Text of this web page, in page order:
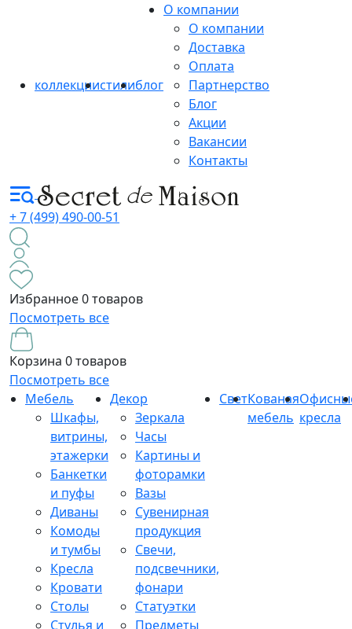
коллекциистилиблог
О компании
О компании
Доставка
Оплата
Партнерство
Блог
Акции
Вакансии
Контакты
+ 7 (499) 490-00-51
Избранное0 товаров
Посмотреть все
Корзина 0 товаров
Посмотреть все
Мебель
Шкафы,
витрины,
этажерки
Банкетки
и пуфы
Диваны
Комоды
и тумбы
Кресла
Кровати
Столы
Стулья и
Декор
Зеркала
Часы
Картины и
фоторамки
Вазы
Сувенирная
продукция
Свечи,
подсвечники,
фонари
Статуэтки
Предметы
СветКованая
мебель кресла